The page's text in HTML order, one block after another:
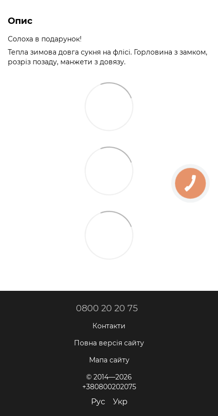
Опис
Солоха в подарунок!
Тепла зимова довга сукня на флісі. Горловина з замком,
розріз позаду, манжети з довязу.
0800 20 20 75
Контакти
Повна версія сайту
Мапа сайту
© 2014—2026
+380800202075
Рус Укр